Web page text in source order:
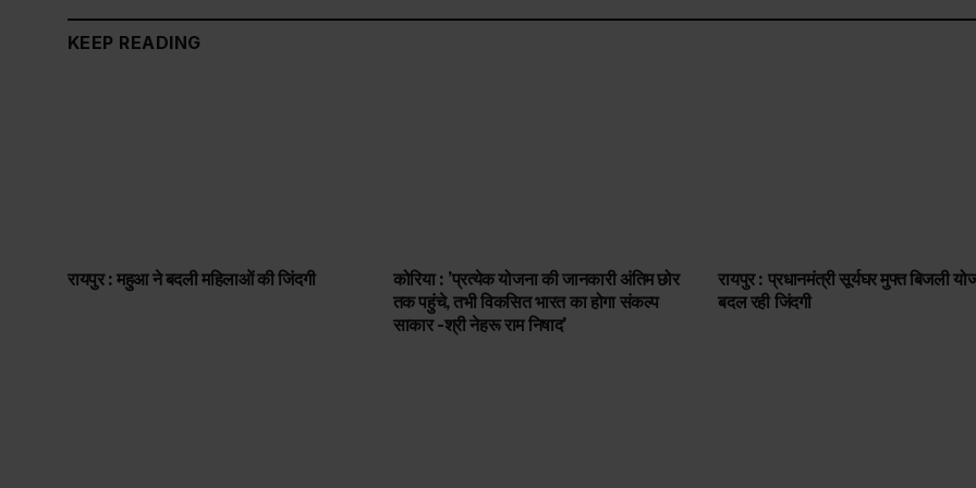
KEEP READING
रायपुर : महुआ ने बदली महिलाओं की जिंदगी
कोरिया : ’प्रत्येक योजना की जानकारी अंतिम छोर
तक पहुंचे, तभी विकसित भारत का होगा संकल्प
साकार -श्री नेहरू राम निषाद’
रायपुर : प्रधानमंत्री सूर्यघर मुफ्त बिजली
बदल रही जिंदगी